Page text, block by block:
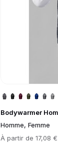
Bodywarmer
Homme, Femme
Prix
À partir de 17,08